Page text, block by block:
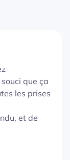
que ça
les prises
et de